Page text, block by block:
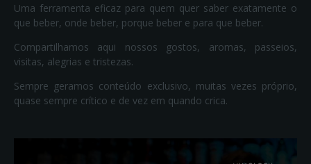
Uma ferramenta eficaz para quem quer saber exatamente o
que beber, onde beber, porque beber e para que beber.
Compartilhamos aqui nossos gostos, aromas, passeios,
visitas, alegrias e tristezas.
Sempre geramos conteúdo exclusivo, muitas vezes próprio,
quase sempre crítico e de vez em quando crica.